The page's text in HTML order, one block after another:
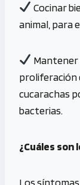
Cocinar
animal, para
Mantener
proliferación
cucarachas
bacterias.
¿Cuáles son
Los